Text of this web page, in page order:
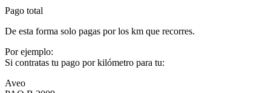
Pago total
De esta forma solo pagas por los km que recorres.
Por ejemplo:
Si contratas tu pago por kilómetro para tu:
Aveo